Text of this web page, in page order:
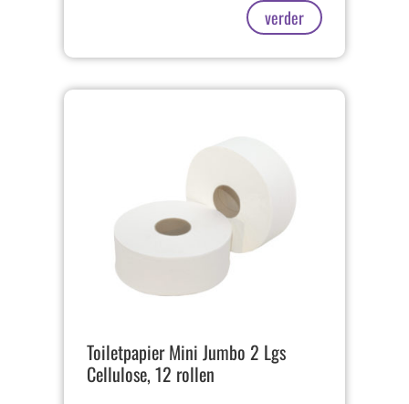
verder
Toiletpapier Mini Jumbo 2 Lgs
Cellulose, 12 rollen